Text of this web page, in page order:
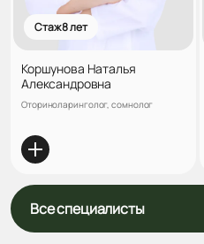
Стаж 8 лет
Коршунова Наталья
Александровна
Оториноларинголог, сомнолог
Все специалисты